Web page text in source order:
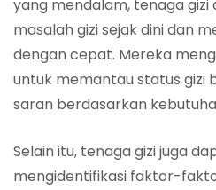
yang mendalam, tenaga
masalah gizi sejak dini dan
dengan cepat. Mereka
untuk memantau status gizi
saran berdasarkan
Selain itu, tenaga gizi juga
mengidentifikasi faktor-